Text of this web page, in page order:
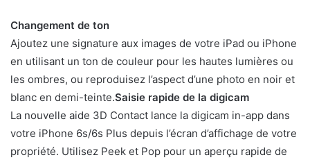
Changement de ton
Ajoutez une signature aux images de votre iPad ou iPhone
en utilisant un ton de couleur pour les hautes lumières ou
les ombres, ou reproduisez l’aspect d’une photo en noir et
blanc en demi-teinte.Saisie rapide de la digicam
La nouvelle aide 3D Contact lance la digicam in-app dans
votre iPhone 6s/6s Plus depuis l’écran d’affichage de votre
propriété. Utilisez Peek et Pop pour un aperçu rapide de